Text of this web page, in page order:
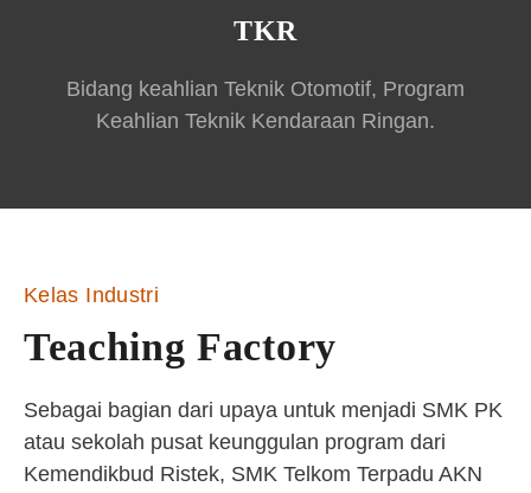
TKR
Bidang keahlian Teknik Otomotif, Program
Keahlian Teknik Kendaraan Ringan.
Kelas Industri
Teaching Factory
Sebagai bagian dari upaya untuk menjadi SMK PK
atau sekolah pusat keunggulan program dari
Kemendikbud Ristek, SMK Telkom Terpadu AKN